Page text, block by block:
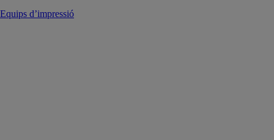
Equips d’impressió